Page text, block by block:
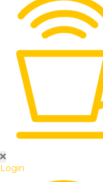
Login